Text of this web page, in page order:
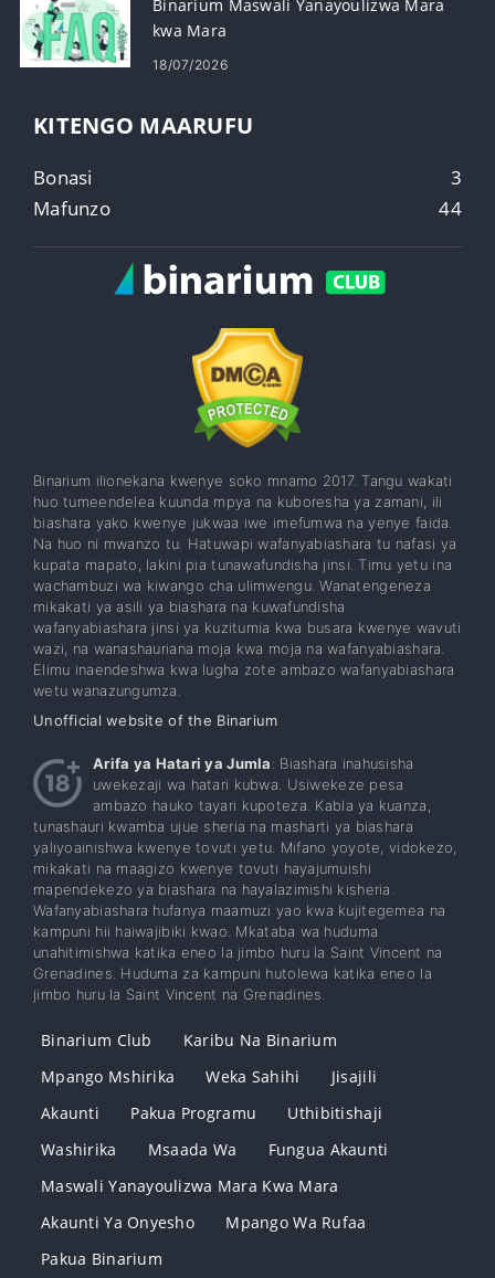
Binarium Maswali Yanayoulizwa Mara
kwa Mara
18/07/2026
KITENGO MAARUFU
Bonasi
3
Mafunzo
44
Binarium ilionekana kwenye soko mnamo 2017. Tangu wakati
huo tumeendelea kuunda mpya na kuboresha ya zamani, ili
biashara yako kwenye jukwaa iwe imefumwa na yenye faida.
Na huo ni mwanzo tu. Hatuwapi wafanyabiashara tu nafasi ya
kupata mapato, lakini pia tunawafundisha jinsi. Timu yetu ina
wachambuzi wa kiwango cha ulimwengu. Wanatengeneza
mikakati ya asili ya biashara na kuwafundisha
wafanyabiashara jinsi ya kuzitumia kwa busara kwenye wavuti
wazi, na wanashauriana moja kwa moja na wafanyabiashara.
Elimu inaendeshwa kwa lugha zote ambazo wafanyabiashara
wetu wanazungumza.
Unofficial website of the Binarium
Arifa ya Hatari ya Jumla: Biashara inahusisha
uwekezaji wa hatari kubwa. Usiwekeze pesa
ambazo hauko tayari kupoteza. Kabla ya kuanza,
tunashauri kwamba ujue sheria na masharti ya biashara
yaliyoainishwa kwenye tovuti yetu. Mifano yoyote, vidokezo,
mikakati na maagizo kwenye tovuti hayajumuishi
mapendekezo ya biashara na hayalazimishi kisheria.
Wafanyabiashara hufanya maamuzi yao kwa kujitegemea na
kampuni hii haiwajibiki kwao. Mkataba wa huduma
unahitimishwa katika eneo la jimbo huru la Saint Vincent na
Grenadines. Huduma za kampuni hutolewa katika eneo la
jimbo huru la Saint Vincent na Grenadines.
Binarium Club
Karibu Na Binarium
Mpango Mshirika
Weka Sahihi
Jisajili
Akaunti
Pakua Programu
Uthibitishaji
Washirika
Msaada Wa
Fungua Akaunti
Maswali Yanayoulizwa Mara Kwa Mara
Akaunti Ya Onyesho
Mpango Wa Rufaa
Pakua Binarium